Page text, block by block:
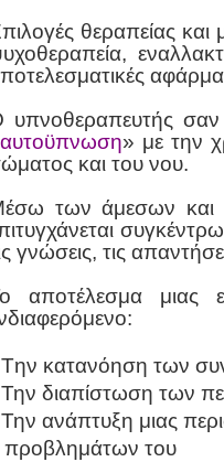
θεραπείας
υπνοθεραπευτής σαν
αυτοϋπνωση» με την
και του νου.
των άμεσων και
γνώσεις, τις
αποτέλεσμα μιας
Tην κατανόηση των
Την διαπίστωση των
Την ανάπτυξη μιας
προβλημάτων του